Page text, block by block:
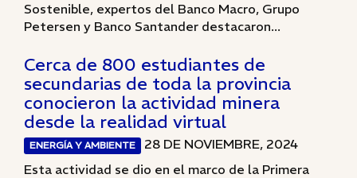
Sostenible, expertos del Banco Macro, Grupo
Petersen y Banco Santander destacaron...
Cerca de 800 estudiantes de
secundarias de toda la provincia
conocieron la actividad minera
desde la realidad virtual
ENERGÍA Y AMBIENTE
28 DE NOVIEMBRE, 2024
Esta actividad se dio en el marco de la Primera